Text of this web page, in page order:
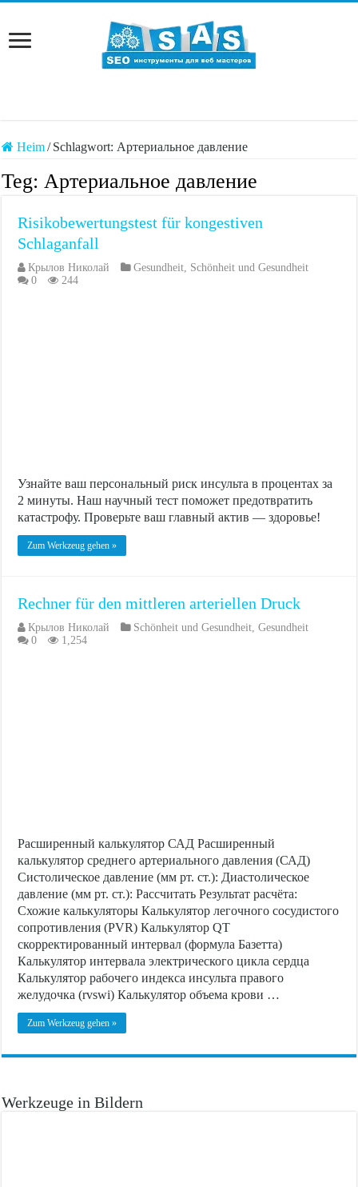
Heim/ Schlagwort: Артериальное давление
Teg:Артериальное давление
Risikobewertungstest für kongestiven
Schlaganfall
Крылов Николай Gesundheit, Schönheit und Gesundheit
0
244
Узнайте ваш персональный риск инсульта в процентах за
2 минуты. Наш научный тест поможет предотвратить
катастрофу. Проверьте ваш главный актив — здоровье!
Zum Werkzeug gehen »
Rechner für den mittleren arteriellen Druck
Крылов Николай Schönheit und Gesundheit ,Gesundheit
0
1,254
Расширенный калькулятор САД Расширенный
калькулятор среднего артериального давления (САД)
Систолическое давление (мм рт. ст.): Диастолическое
давление (мм рт. ст.): Рассчитать Результат расчёта:
Схожие калькуляторы Калькулятор легочного сосудистого
сопротивления (PVR) Калькулятор QT
скорректированный интервал (формула Базетта)
Калькулятор интервала электрического цикла сердца
Калькулятор рабочего индекса инсульта правого
желудочка (rvswi) Калькулятор объема крови …
Zum Werkzeug gehen »
Werkzeuge in Bildern